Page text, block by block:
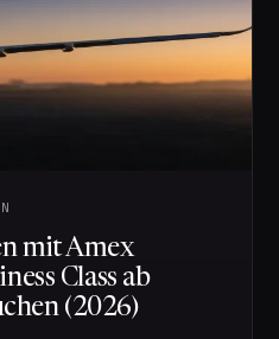
mit Amex
Class ab
(2026)